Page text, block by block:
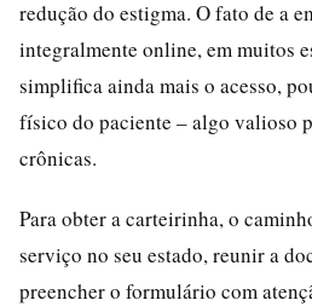
redução do estigma. O fato de a
integralmente online, em muitos
simplifica ainda mais o acesso,
físico do paciente – algo valioso
crônicas.
Para obter a carteirinha, o
serviço no seu estado, reunir a
preencher o formulário com